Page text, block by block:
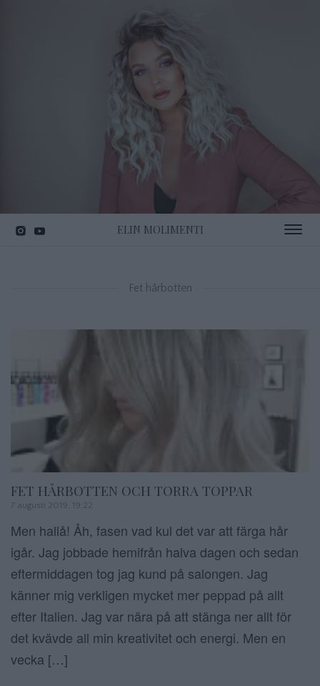
ELIN MOLIMENTI Toggle
Fet hårbotten
FET HÅRBOTTEN OCH TORRA TOPPAR
7 augusti 2019, 19:22
Men hallå! Åh, fasen vad kul det var att färga hår
igår. Jag jobbade hemifrån halva dagen och sedan
eftermiddagen tog jag kund på salongen. Jag
känner mig verkligen mycket mer peppad på allt
efter Italien. Jag var nära på att stänga ner allt för
det kvävde all min kreativitet och energi. Men en
vecka […]